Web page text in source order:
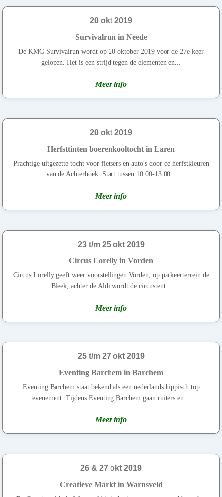
20 okt 2019
Survivalrun in Neede
De KMG Survivalrun wordt op 20 oktober 2019 voor de 27e keer
gelopen. Het is een strijd tegen de elementen en...
Meer info
20 okt 2019
Herfsttinten boerenkooltocht in Laren
Prachtige uitgezette tocht voor fietsers en auto's door de herfstkleuren
van de Achterhoek. Start tussen 10.00-13.00...
Meer info
23 t/m 25 okt 2019
Circus Lorelly in Vorden
Circus Lorelly geeft weer voorstellingen Vorden, op parkeerterrein de
Bleek, achter de Aldi wordt de circustent...
Meer info
25 t/m 27 okt 2019
Eventing Barchem in Barchem
Eventing Barchem staat bekend als een nederlands hippisch top
evenement. Tijdens Eventing Barchem gaan ruiters en...
Meer info
26 & 27 okt 2019
Creatieve Markt in Warnsveld